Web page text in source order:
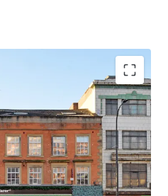
in the heart of the
and local amenities in the